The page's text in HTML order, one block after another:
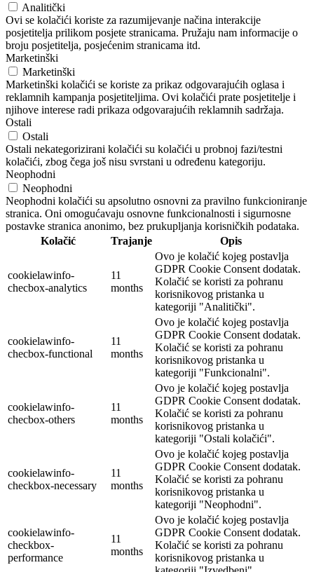
Analitički
Ovi se kolačići koriste za razumijevanje načina interakcije
posjetitelja prilikom posjete stranicama. Pružaju nam informacije o
broju posjetitelja, posjećenim stranicama itd.
Marketinški
Marketinški
Marketinški kolačići se koriste za prikaz odgovarajućih oglasa i
reklamnih kampanja posjetiteljima. Ovi kolačići prate posjetitelje i
njihove interese radi prikaza odgovarajućih reklamnih sadržaja.
Ostali
Ostali
Ostali nekategorizirani kolačići su kolačići u probnoj fazi/testni
kolačići, zbog čega još nisu svrstani u određenu kategoriju.
Neophodni
Neophodni
Neophodni kolačići su apsolutno osnovni za pravilno funkcioniranje
stranica. Oni omogućavaju osnovne funkcionalnosti i sigurnosne
postavke stranica anonimo, bez prukupljanja korisničkih podataka.
Kolačić
Trajanje Opis
cookielawinfo-
checbox-analytics
11
months
Ovo je kolačić kojeg postavlja
GDPR Cookie Consent dodatak.
Kolačić se koristi za pohranu
korisnikovog pristanka u
kategoriji "Analitički".
cookielawinfo-
checbox-functional
11
months
Ovo je kolačić kojeg postavlja
GDPR Cookie Consent dodatak.
Kolačić se koristi za pohranu
korisnikovog pristanka u
kategoriji "Funkcionalni".
cookielawinfo-
checbox-others
11
months
Ovo je kolačić kojeg postavlja
GDPR Cookie Consent dodatak.
Kolačić se koristi za pohranu
korisnikovog pristanka u
kategoriji "Ostali kolačići".
cookielawinfo-
checkbox-necessary
11
months
Ovo je kolačić kojeg postavlja
GDPR Cookie Consent dodatak.
Kolačić se koristi za pohranu
korisnikovog pristanka u
kategoriji "Neophodni".
cookielawinfo-
checkbox-
performance
11
months
Ovo je kolačić kojeg postavlja
GDPR Cookie Consent dodatak.
Kolačić se koristi za pohranu
korisnikovog pristanka u